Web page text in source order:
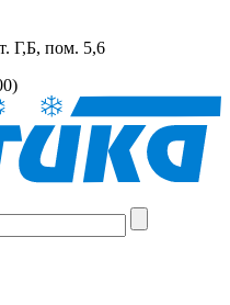
Г,Б, пом. 5,6